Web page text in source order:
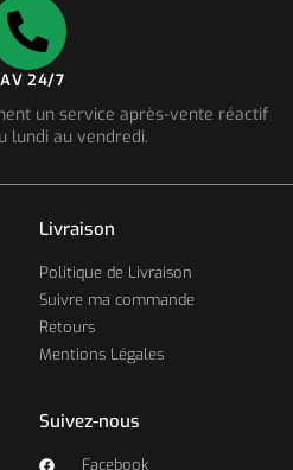
24/7
un service après-vente réactif
lundi au vendredi.
Livraison
Politique de Livraison
Suivre ma commande
Retours
Mentions Légales
Suivez-nous
Facebook